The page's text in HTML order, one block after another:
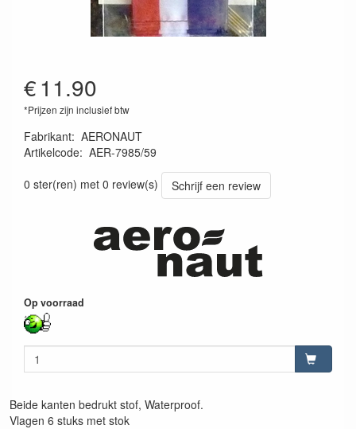
€11.90
*Prijzen zijn inclusief btw
Fabrikant: AERONAUT
Artikelcode: AER-7985/59
0 ster(ren) met 0 review(s)
Schrijf een review
Op voorraad
Beide kanten bedrukt stof, Waterproof.
Vlagen 6 stuks met stok